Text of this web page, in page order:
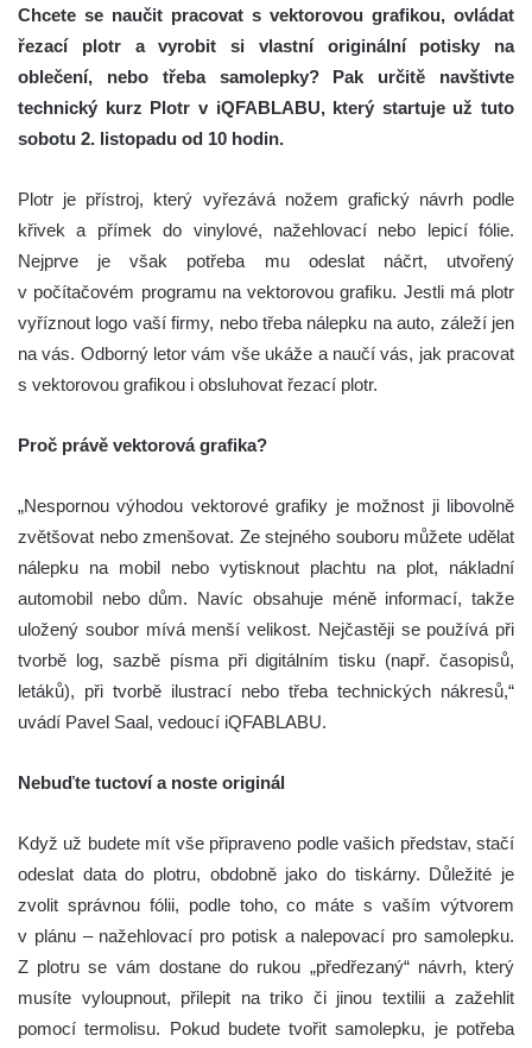
Chcete se naučit pracovat s vektorovou grafikou, ovládat
řezací plotr a vyrobit si vlastní originální potisky na
oblečení, nebo třeba samolepky? Pak určitě navštivte
technický kurz Plotr v iQFABLABU, který startuje už tuto
sobotu 2. listopadu od 10 hodin.
Plotr je přístroj, který vyřezává nožem grafický návrh podle
křivek a přímek do vinylové, nažehlovací nebo lepicí fólie.
Nejprve je však potřeba mu odeslat náčrt, utvořený
v počítačovém programu na vektorovou grafiku. Jestli má plotr
vyříznout logo vaší firmy, nebo třeba nálepku na auto, záleží jen
na vás. Odborný letor vám vše ukáže a naučí vás, jak pracovat
s vektorovou grafikou i obsluhovat řezací plotr.
Proč právě vektorová grafika?
„Nespornou výhodou vektorové grafiky je možnost ji libovolně
zvětšovat nebo zmenšovat. Ze stejného souboru můžete udělat
nálepku na mobil nebo vytisknout plachtu na plot, nákladní
automobil nebo dům. Navíc obsahuje méně informací, takže
uložený soubor mívá menší velikost. Nejčastěji se používá při
tvorbě log, sazbě písma při digitálním tisku (např. časopisů,
letáků), při tvorbě ilustrací nebo třeba technických nákresů,“
uvádí Pavel Saal, vedoucí iQFABLABU.
Nebuďte tuctoví a noste originál
Když už budete mít vše připraveno podle vašich představ, stačí
odeslat data do plotru, obdobně jako do tiskárny. Důležité je
zvolit správnou fólii, podle toho, co máte s vaším výtvorem
v plánu – nažehlovací pro potisk a nalepovací pro samolepku.
Z plotru se vám dostane do rukou „předřezaný“ návrh, který
musíte vyloupnout, přilepit na triko či jinou textilii a zažehlit
pomocí termolisu. Pokud budete tvořit samolepku, je potřeba